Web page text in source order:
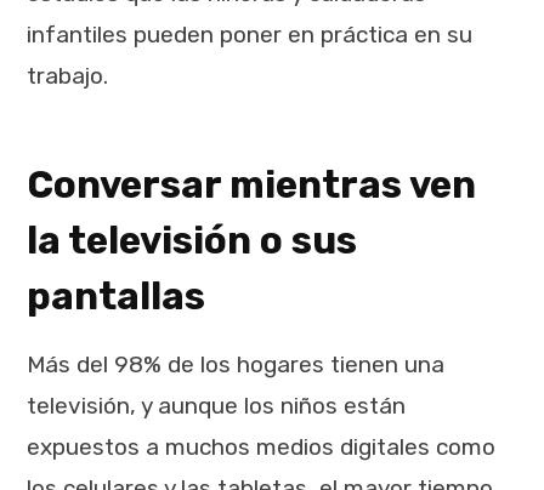
infantiles pueden poner en práctica en su
trabajo.
Conversar mientras ven
la televisión o sus
pantallas
Más del 98% de los hogares tienen una
televisión, y aunque los niños están
expuestos a muchos medios digitales como